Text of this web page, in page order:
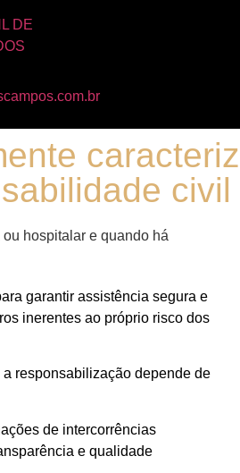
civil
garantir assistência segura e
inerentes ao próprio risco dos
responsabilização depende de
de intercorrências
e qualidade